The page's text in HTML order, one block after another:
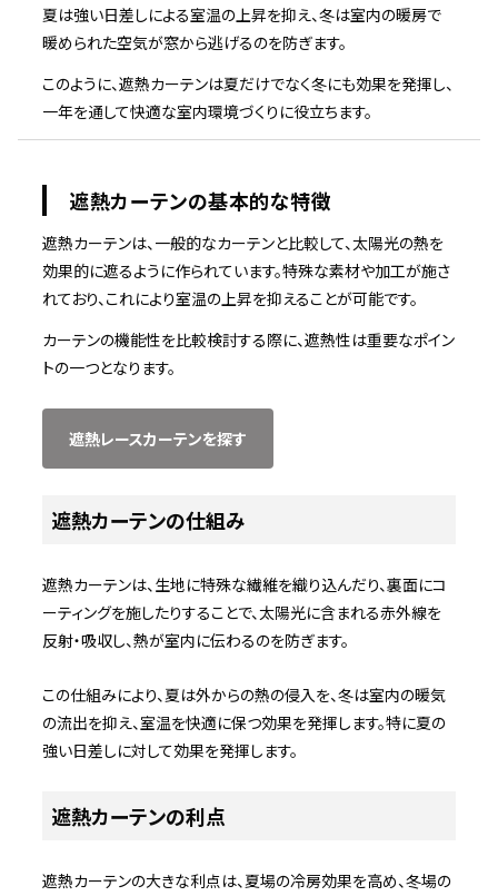
夏は強い日差しによる室温の上昇を抑え、冬は室内の暖房で
暖められた空気が窓から逃げるのを防ぎます。
このように、遮熱カーテンは夏だけでなく冬にも効果を発揮し、
一年を通して快適な室内環境づくりに役立ちます。
遮熱カーテンの基本的な特徴
遮熱カーテンは、一般的なカーテンと比較して、太陽光の熱を
効果的に遮るように作られています。特殊な素材や加工が施さ
れており、これにより室温の上昇を抑えることが可能です。
カーテンの機能性を比較検討する際に、遮熱性は重要なポイン
トの一つとなります。
遮熱レースカーテンを探す
遮熱カーテンの仕組み
遮熱カーテンは、生地に特殊な繊維を織り込んだり、裏面にコ
ーティングを施したりすることで、太陽光に含まれる赤外線を
反射・吸収し、熱が室内に伝わるのを防ぎます。
この仕組みにより、夏は外からの熱の侵入を、冬は室内の暖気
の流出を抑え、室温を快適に保つ効果を発揮します。特に夏の
強い日差しに対して効果を発揮します。
遮熱カーテンの利点
遮熱カーテンの大きな利点は、夏場の冷房効果を高め、冬場の